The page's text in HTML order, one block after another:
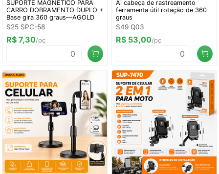
SUPORTE MAGNÉTICO PARA
CARRO DOBRAMENTO DUPLO +
Base gira 360 graus—AGOLD
S25 SPC-58
R$ 7,30/pç
Ai cabeça de rastreamento
ferramenta útil rotação de 360
graus
S49 Q03
R$ 53,00/pç